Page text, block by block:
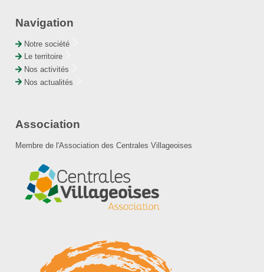
Navigation
Notre société
Le territoire
Nos activités
Nos actualités
Association
Membre de l'Association des Centrales Villageoises